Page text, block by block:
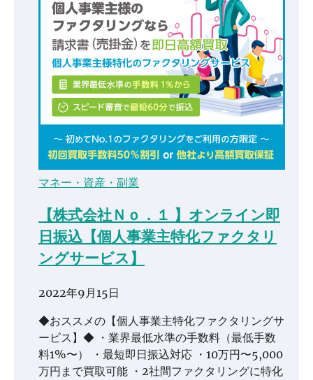
マネー・資産・副業
【株式会社Ｎｏ．１ 】オンライン即
日振込【個人事業主特化ファクタリ
ングサービス】
2022年9月15日
◆おススメの【個人事業主特化ファクタリングサ
ービス】◆ ・業界最低水準の手数料（最低手数
料1%〜） ・最短即日振込対応 ・10万円〜5,000
万円まで買取可能 ・2社間ファクタリングに特化